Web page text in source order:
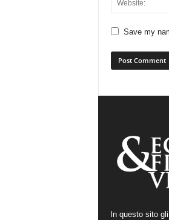
Save my
In questo sito